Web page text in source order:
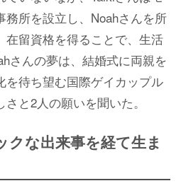
務所を設立し、Noahさんを所
在留資格を得ることで、生活
さんの夢は、結婚式に両親を
を待ち望む国際ゲイカップル
と2人の願いを聞いた。
クな出来事を経て生ま